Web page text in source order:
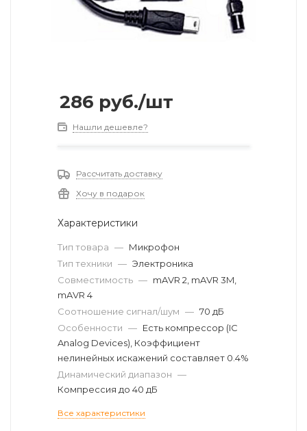
286 руб./шт
Нашли дешевле?
Рассчитать доставку
Хочу в подарок
Характеристики
Тип товара — Микрофон
Тип техники — Электроника
Совместимость — mAVR 2, mAVR 3M,
mAVR 4
Соотношение сигнал/шум — 70 дБ
Особенности — Есть компрессор (IC
Analog Devices), Коэффициент
нелинейных искажений составляет 0.4%
Динамический диапазон —
Компрессия до 40 дБ
Все характеристики